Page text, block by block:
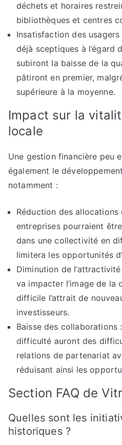
déchets et horaires
bibliothèques et centres
Insatisfaction des
déjà sceptiques à l’égard
subiront la baisse de la
pâtiront en premier,
supérieure à la moyenne.
Impact sur la
locale
Une gestion financière peu
également le
notamment :
Réduction des allocations
entreprises pourraient
dans une collectivité en
limitera les opportunités
Diminution de
va impacter l’image de la
difficile l’attrait de
investisseurs.
Baisse des collaborations
difficulté auront des
relations de partenariat
réduisant ainsi les
Section FAQ de
Quelles sont les
historiques ?